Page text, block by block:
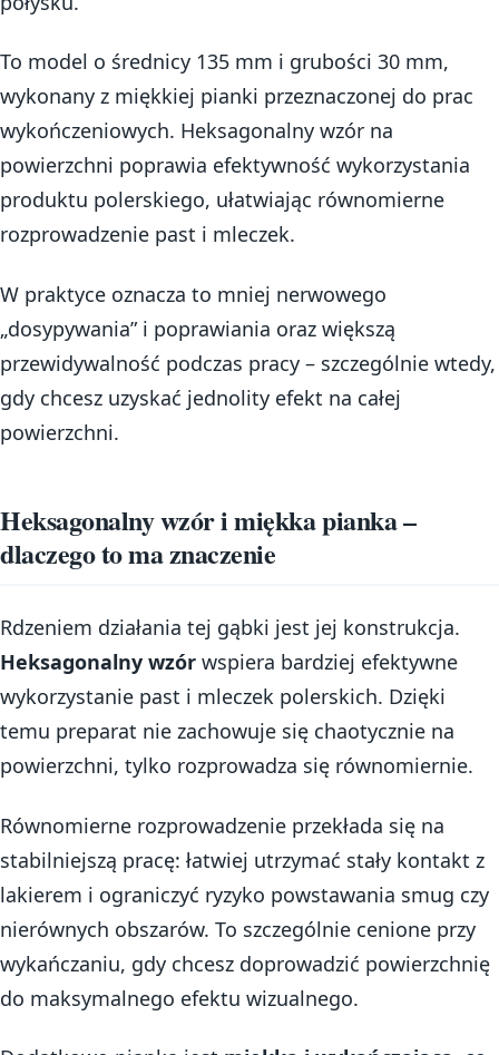
To model o średnicy 135 mm i grubości 30 mm,
wykonany z miękkiej pianki przeznaczonej do prac
wykończeniowych. Heksagonalny wzór na
powierzchni poprawia efektywność wykorzystania
produktu polerskiego, ułatwiając równomierne
rozprowadzenie past i mleczek.
W praktyce oznacza to mniej nerwowego
„dosypywania” i poprawiania oraz większą
przewidywalność podczas pracy – szczególnie wtedy,
gdy chcesz uzyskać jednolity efekt na całej
powierzchni.
Heksagonalny wzór i miękka pianka –
dlaczego to ma znaczenie
Rdzeniem działania tej gąbki jest jej konstrukcja.
Heksagonalny wzór wspiera bardziej efektywne
wykorzystanie past i mleczek polerskich. Dzięki
temu preparat nie zachowuje się chaotycznie na
powierzchni, tylko rozprowadza się równomiernie.
Równomierne rozprowadzenie przekłada się na
stabilniejszą pracę: łatwiej utrzymać stały kontakt z
lakierem i ograniczyć ryzyko powstawania smug czy
nierównych obszarów. To szczególnie cenione przy
wykańczaniu, gdy chcesz doprowadzić powierzchnię
do maksymalnego efektu wizualnego.